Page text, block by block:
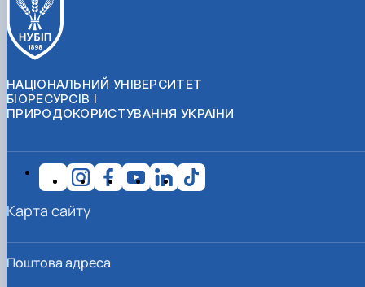
НАЦІОНАЛЬНИЙ УНІВЕРСИТЕТ
БІОРЕСУРСІВ І
ПРИРОДОКОРИСТУВАННЯ УКРАЇНИ
Поштова адреса
Карта сайту